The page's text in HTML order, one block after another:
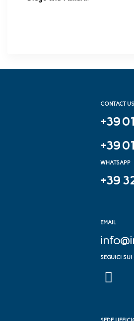
CONTACT US
+39
+39
WHATSAPP
+39
EMAIL
SEGUICI